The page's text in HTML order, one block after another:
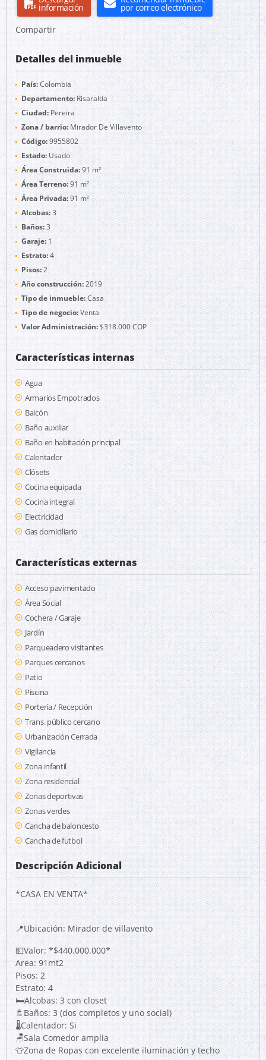
información
por correo electrónico
Compartir
Detalles del inmueble
País:Colombia
Departamento:Risaralda
Ciudad: Pereira
Zona / barrio:Mirador De Villavento
Código:9955802
Estado: Usado
Área Construida:91 m²
Área Terreno:91 m²
Área Privada:91 m²
Alcobas:3
Baños:3
Garaje:1
Estrato:4
Pisos:2
Año construcción:2019
Tipo de inmueble:Casa
Tipo de negocio:Venta
Valor Administración:$318.000 COP
Características internas
Agua
Armarios Empotrados
Balcón
Baño auxiliar
Baño en habitación principal
Calentador
Clósets
Cocina equipada
Cocina integral
Electricidad
Gas domiciliario
Características externas
Acceso pavimentado
Área Social
Cochera / Garaje
Jardín
Parqueadero visitantes
Parques cercanos
Patio
Piscina
Portería / Recepción
Trans. público cercano
Urbanización Cerrada
Vigilancia
Zona infantil
Zona residencial
Zonas deportivas
Zonas verdes
Cancha de baloncesto
Cancha de futbol
Descripción Adicional
*CASA EN VENTA*
📍Ubicación: Mirador de villavento
💵Valor: *$440.000.000*
Area: 91mt2
Pisos: 2
Estrato: 4
🛏Alcobas: 3 con closet
🚿Baños: 3 (dos completos y uno social)
🌡Calentador: Si
🪑Sala Comedor amplia
👕Zona de Ropas con excelente iluminación y techo